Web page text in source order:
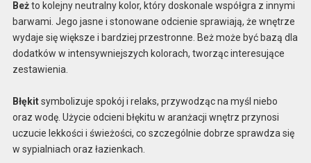
Beżto kolejny neutralny kolor, który doskonale współgra z innymi
barwami. Jego jasne i stonowane odcienie sprawiają, że wnętrze
wydaje się większe i bardziej przestronne. Beż może być bazą dla
dodatków w intensywniejszych kolorach, tworząc interesujące
zestawienia.
Błękitsymbolizuje spokój i relaks, przywodząc na myśl niebo
oraz wodę. Użycie odcieni błękitu w aranżacji wnętrz przynosi
uczucie lekkości i świeżości, co szczególnie dobrze sprawdza się
w sypialniach oraz łazienkach.